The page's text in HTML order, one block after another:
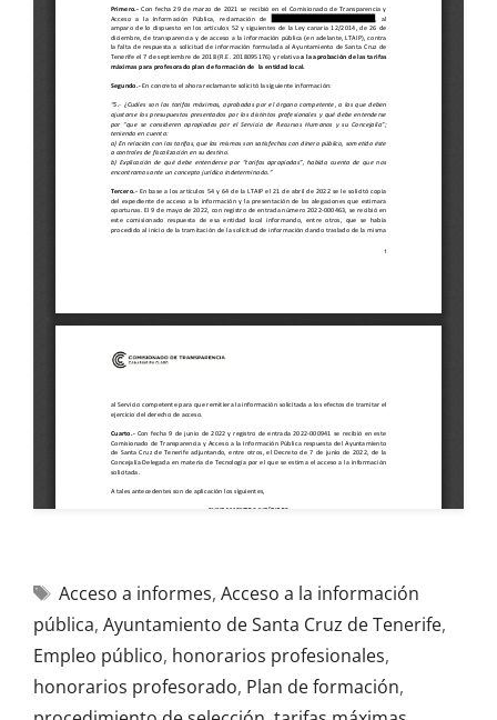
Acceso a informes, Acceso a la información
pública, Ayuntamiento de Santa Cruz de Tenerife,
Empleo público, honorarios profesionales,
honorarios profesorado, Plan de formación,